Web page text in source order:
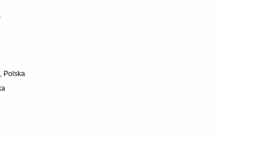
Polska